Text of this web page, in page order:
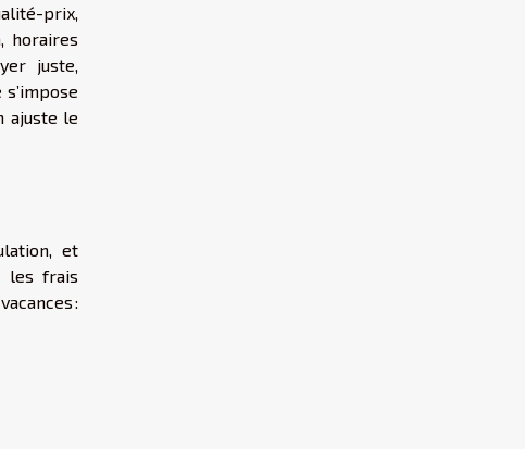
prix,
horaires
juste,
ajuste le
et
les frais
: